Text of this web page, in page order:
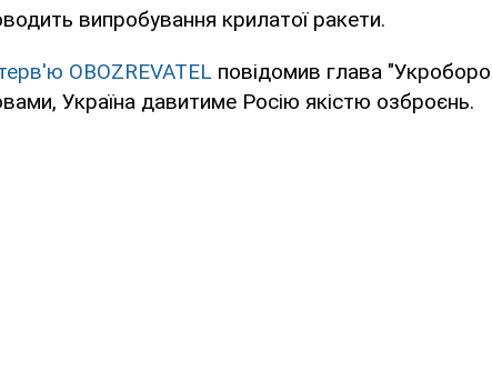
випробування крилатої ракети.
OBOZREVATEL повідомив глава
Україна давитиме Росію якістю озброєнь.